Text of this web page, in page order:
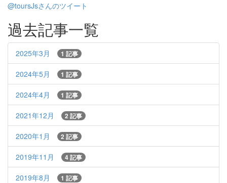
@toursJsさんのツイート
過去記事一覧
2025年3月 1 記事
2024年5月 1 記事
2024年4月 1 記事
2021年12月 2 記事
2020年1月 2 記事
2019年11月 4 記事
2019年8月 1 記事